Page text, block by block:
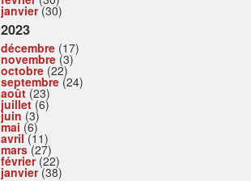
janvier(30)
2023
décembre (17)
novembre (3)
octobre (22)
septembre (24)
août (23)
juillet(6)
juin (3)
mai (6)
avril(11)
mars(27)
février(22)
janvier(38)